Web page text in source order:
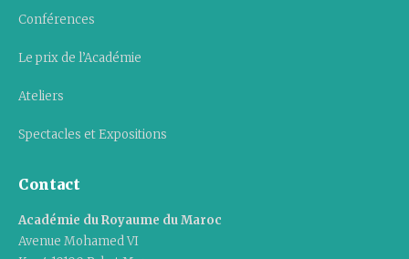
Conférences
Le prix de l’Académie
Ateliers
Spectacles et Expositions
Contact
Académie du Royaume du Maroc
Avenue Mohamed VI